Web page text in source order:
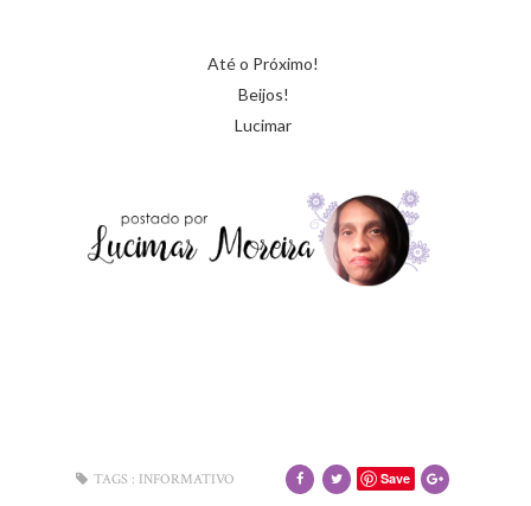
Até o Próximo!
Beijos!
Lucimar
Save
TAGS : INFORMATIVO